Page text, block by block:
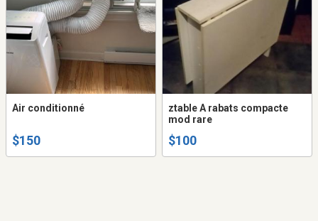
Air conditionné
$150
ztable A rabats compacte
mod rare
$100